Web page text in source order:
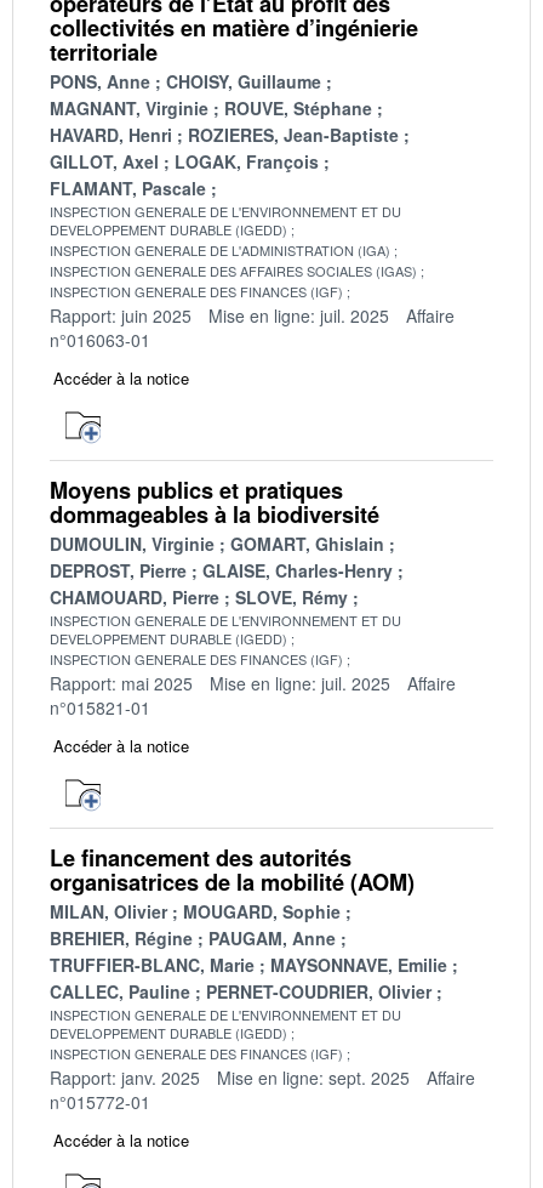
collectivités en matière d’ingénierie
territoriale
PONS, Anne
CHOISY, Guillaume
MAGNANT, Virginie
ROUVE, Stéphane
HAVARD, Henri
ROZIERES, Jean-Baptiste
GILLOT, Axel
LOGAK, François
FLAMANT, Pascale
INSPECTION GENERALE DE L'ENVIRONNEMENT ET DU
DEVELOPPEMENT DURABLE (IGEDD)
INSPECTION GENERALE DE L'ADMINISTRATION (IGA)
INSPECTION GENERALE DES AFFAIRES SOCIALES (IGAS)
INSPECTION GENERALE DES FINANCES (IGF)
Rapport: juin 2025 Mise en ligne: juil. 2025
Affaire
n°016063-01
Accéder à la notice
Moyens publics et pratiques
dommageables à la biodiversité
DUMOULIN, Virginie
GOMART, Ghislain
DEPROST, Pierre
GLAISE, Charles-Henry
CHAMOUARD, Pierre
SLOVE, Rémy
INSPECTION GENERALE DE L'ENVIRONNEMENT ET DU
DEVELOPPEMENT DURABLE (IGEDD)
INSPECTION GENERALE DES FINANCES (IGF)
Rapport: mai 2025 Mise en ligne: juil. 2025
Affaire
n°015821-01
Accéder à la notice
Le financement des autorités
organisatrices de la mobilité (AOM)
MILAN, Olivier
MOUGARD, Sophie
BREHIER, Régine
PAUGAM, Anne
TRUFFIER-BLANC, Marie
MAYSONNAVE, Emilie
CALLEC, Pauline
PERNET-COUDRIER, Olivier
INSPECTION GENERALE DE L'ENVIRONNEMENT ET DU
DEVELOPPEMENT DURABLE (IGEDD)
INSPECTION GENERALE DES FINANCES (IGF)
Rapport: janv. 2025 Mise en ligne: sept. 2025
Affaire
n°015772-01
Accéder à la notice